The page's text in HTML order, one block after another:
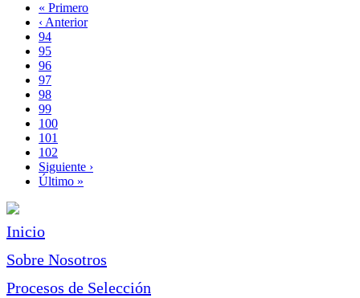
Paginación
Primera
página
« Primero
Página
anterior
‹ Anterior
Page
94
Page
95
Page
96
Page
97
Página
actual
98
Page
99
Page
100
Page
101
Page
102
Siguiente
página
Siguiente ›
Última
Último »
Inicio
Sobre Nosotros
Procesos de Selección